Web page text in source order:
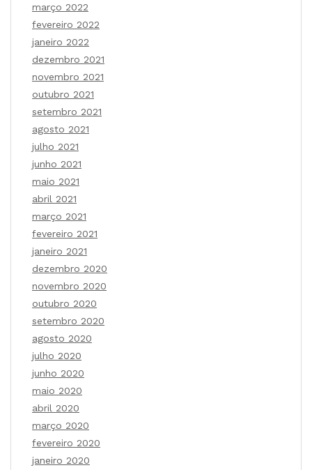
março 2022
fevereiro 2022
janeiro 2022
dezembro 2021
novembro 2021
outubro 2021
setembro 2021
agosto 2021
julho 2021
junho 2021
maio 2021
abril 2021
março 2021
fevereiro 2021
janeiro 2021
dezembro 2020
novembro 2020
outubro 2020
setembro 2020
agosto 2020
julho 2020
junho 2020
maio 2020
abril 2020
março 2020
fevereiro 2020
janeiro 2020